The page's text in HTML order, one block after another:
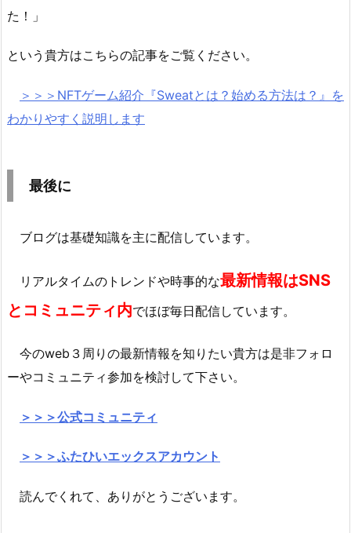
た！」
という貴方はこちらの記事をご覧ください。
＞＞＞NFTゲーム紹介『Sweatとは？始める方法は？』を
わかりやすく説明します
最後に
ブログは基礎知識を主に配信しています。
リアルタイムのトレンドや時事的な最新情報はSNS
とコミュニティ内でほぼ毎日配信しています。
今のweb３周りの最新情報を知りたい貴方は是非フォロ
ーやコミュニティ参加を検討して下さい。
＞＞＞公式コミュニティ
＞＞＞ふたひいエックスアカウント
読んでくれて、ありがとうございます。